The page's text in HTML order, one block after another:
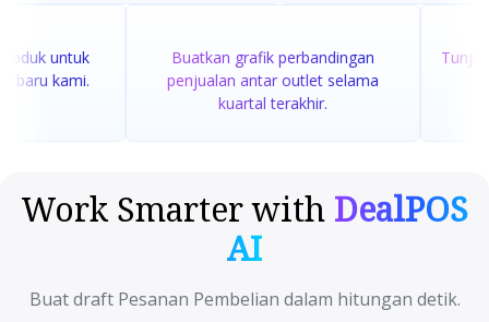
untuk
kami.
Buatkan grafik perbandingan
penjualan antar outlet selama
kuartal terakhir.
Work Smarter with DealPOS
AI
Buat draft Pesanan Pembelian dalam hitungan detik.